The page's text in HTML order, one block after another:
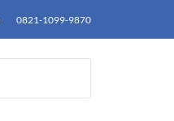
0821-1099-9870